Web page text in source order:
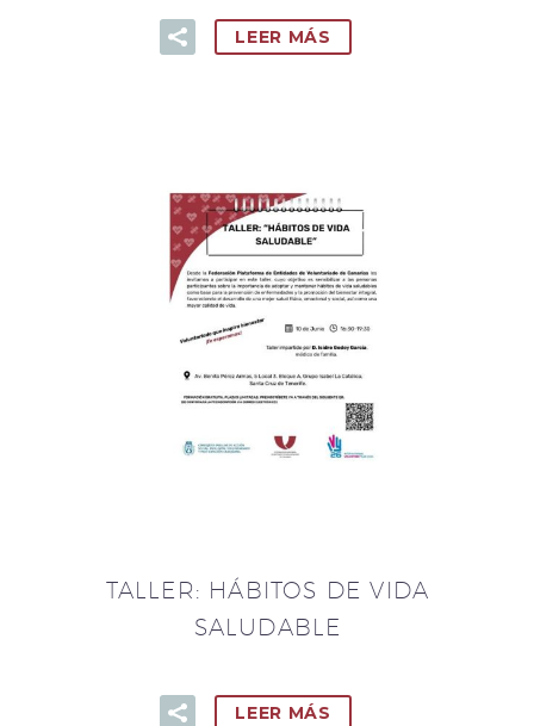
LEER MÁS
TALLER: HÁBITOS DE VIDA
SALUDABLE
LEER MÁS